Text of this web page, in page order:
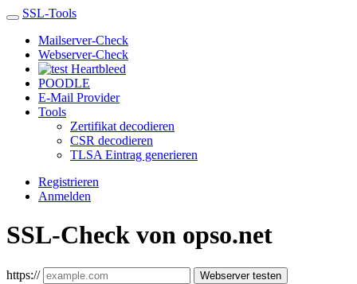
SSL-Tools
Mailserver-Check
Webserver-Check
Heartbleed
POODLE
E-Mail Provider
Tools
Zertifikat decodieren
CSR decodieren
TLSA Eintrag generieren
Registrieren
Anmelden
SSL-Check von opso.net
https:// Webserver testen